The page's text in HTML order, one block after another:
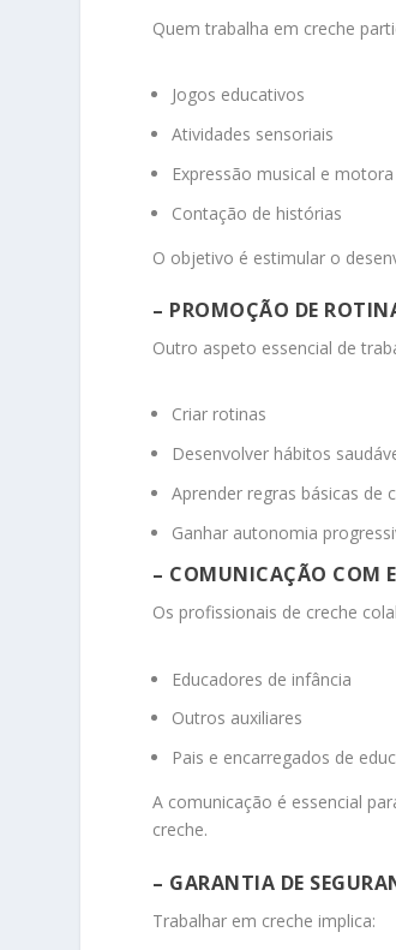
Quem trabalha em creche
Jogos educativos
Atividades sensoriais
Expressão musical e motora
Contação de histórias
O objetivo é estimular o
– PROMOÇÃO DE
Outro aspeto essencial de
Criar rotinas
Desenvolver hábitos
Aprender regras básicas de
Ganhar autonomia
– COMUNICAÇÃO COM
Os profissionais de creche
Educadores de infância
Outros auxiliares
Pais e encarregados de
A comunicação é essencial
creche.
– GARANTIA DE
Trabalhar em creche implica: